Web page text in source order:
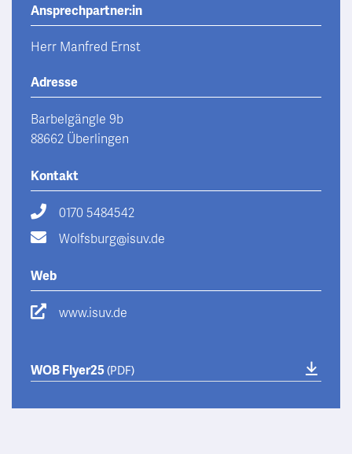
Ansprechpartner:in
Herr Manfred Ernst
Adresse
Barbelgängle 9b
88662 Überlingen
Kontakt
0170 5484542
Wolfsburg@isuv.de
Web
www.isuv.de
WOB Flyer25(PDF)